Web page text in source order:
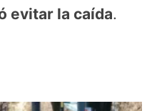
evitar la caída.